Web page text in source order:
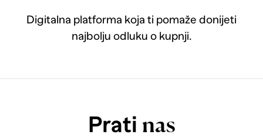
Digitalna platforma koja ti pomaže donijeti
najbolju odluku o kupnji.
Prati nas